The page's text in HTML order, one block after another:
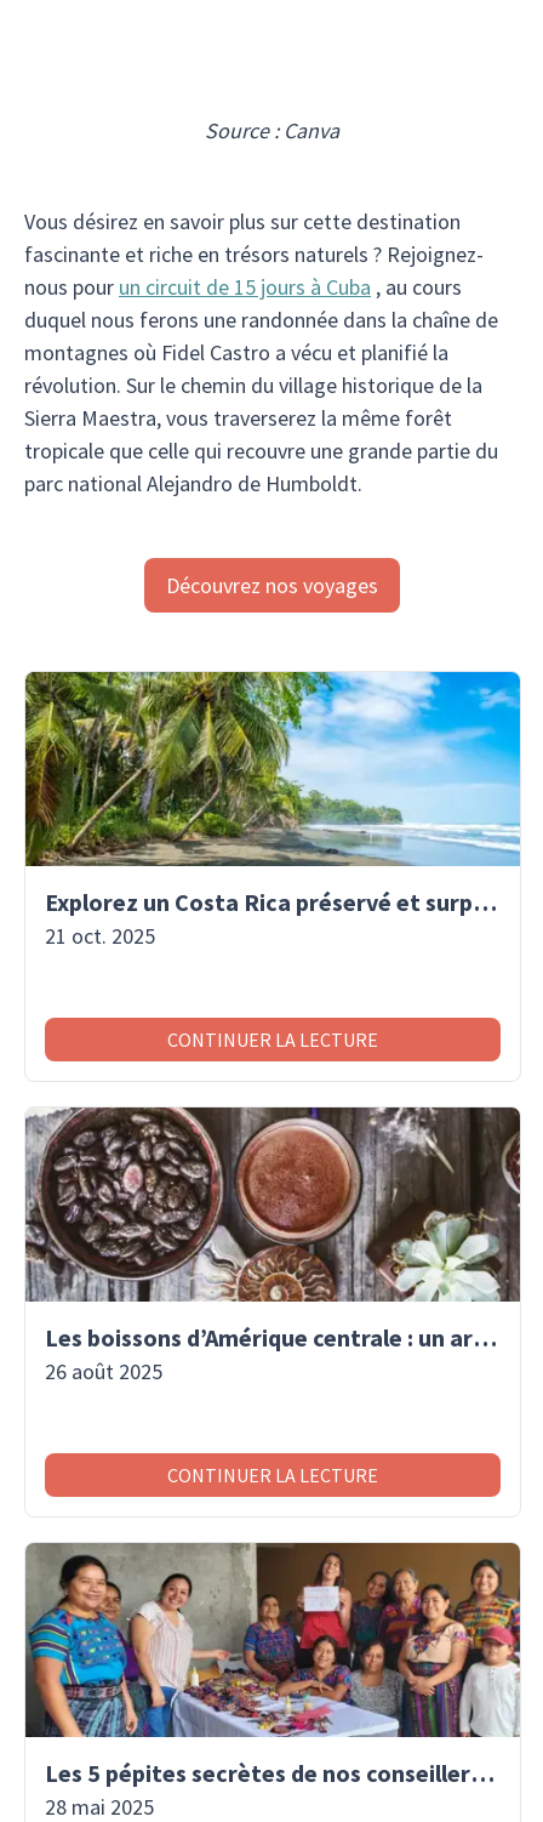
Source : Canva
Vous désirez en savoir plus sur cette destination
fascinante et riche en trésors naturels ? Rejoignez-
nous pour un circuit de 15 jours à Cuba , au cours
duquel nous ferons une randonnée dans la chaîne de
montagnes où Fidel Castro a vécu et planifié la
révolution. Sur le chemin du village historique de la
Sierra Maestra, vous traverserez la même forêt
tropicale que celle qui recouvre une grande partie du
parc national Alejandro de Humboldt.
Découvrez nos voyages
Explorez un Costa Rica préservé et surprenant
21 oct. 2025
CONTINUER LA LECTURE
Les boissons d’Amérique centrale : un art de vivre traditionnel
26 août 2025
CONTINUER LA LECTURE
Les 5 pépites secrètes de nos conseillers voyage
28 mai 2025